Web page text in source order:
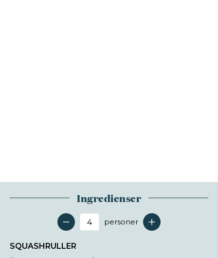
Ingredienser
Antal serveringer
personer
SQUASHRULLER